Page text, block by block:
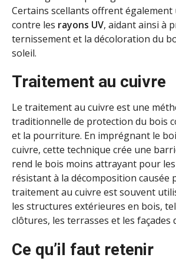
Certains scellants offrent
contre les rayons UV, aidant ainsi à
ternissement et la décoloration du
soleil.
Traitement au cuivre
Le traitement au cuivre est une
traditionnelle de protection du bois
et la pourriture. En imprégnant le
cuivre, cette technique crée une
rend le bois moins attrayant pour
résistant à la décomposition causée
traitement au cuivre est souvent
les structures extérieures en bois,
clôtures, les terrasses et les façades
Ce qu’il faut retenir